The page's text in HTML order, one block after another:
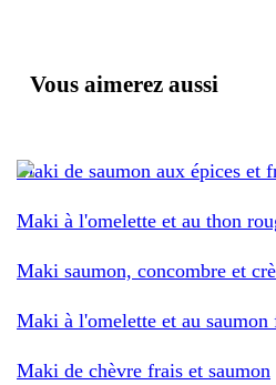
Vous aimerez aussi
Maki de saumon aux épices et
Maki à l'omelette et au thon
Maki saumon, concombre et
Maki à l'omelette et au saumon
Maki de chèvre frais et saumon